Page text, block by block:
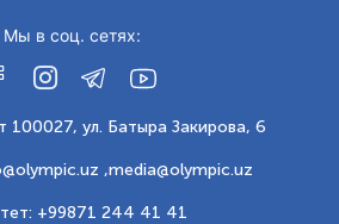
Мы в соц. сетях:
100027, ул. Батыра Закирова, 6
,media@olympic.uz
+99871 244 41 41